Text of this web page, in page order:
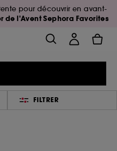
pour découvrir en avant-
de l'Avent Sephora Favorites
FILTRER